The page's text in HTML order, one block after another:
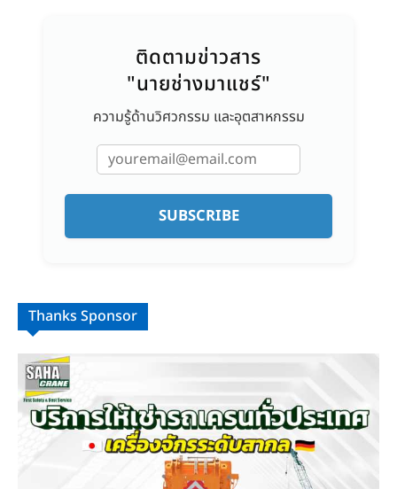
ติดตามข่าวสาร
"นายช่างมาแชร์"
ความรู้ด้านวิศวกรรม และอุตสาหกรรม
SUBSCRIBE
Thanks Sponsor